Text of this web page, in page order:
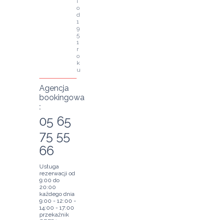
o
d
1
9
5
1
r
o
k
u
Agencja
bookingowa
:
05 65
75 55
66
Usługa
rezerwacji od
9:00 do
20:00
każdego dnia
9:00 - 12:00 -
14:00 - 17:00
przekaźnik